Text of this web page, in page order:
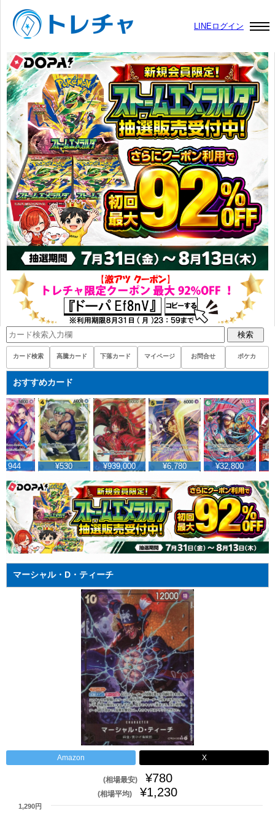
LINEログイン
検索
カード検索 高騰カード 下落カード マイページ お問合せ ポケカ
おすすめカード
¥530 ¥939,000 ¥6,780 ¥32,800
マーシャル・D・ティーチ
Amazon X
(相場最安) ¥780
(相場平均) ¥1,230
1,290円